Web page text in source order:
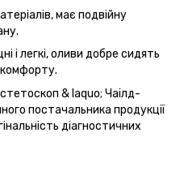
має подвійну
і легкі, оливи добре сидять
& laquo; Чаілд-
постачальника продукції
діагностичних